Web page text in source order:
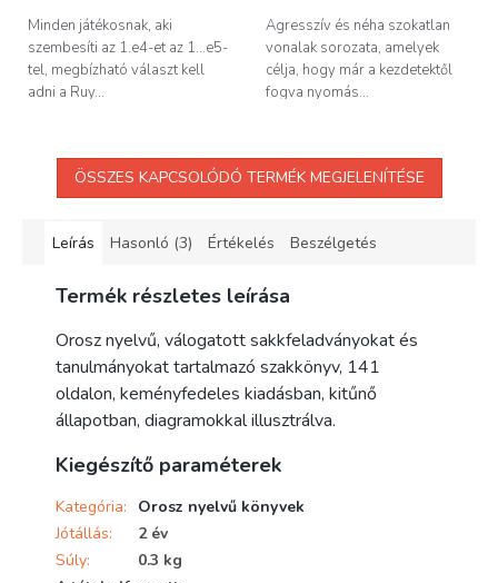
Minden játékosnak, aki
szembesíti az 1.e4-et az 1...e5-
tel, megbízható választ kell
adni a Ruy...
Agresszív és néha szokatlan
vonalak sorozata, amelyek
célja, hogy már a kezdetektől
fogva nyomás...
ÖSSZES KAPCSOLÓDÓ TERMÉK MEGJELENÍTÉSE
Leírás Hasonló (3) Értékelés Beszélgetés
Termék részletes leírása
Orosz nyelvű, válogatott sakkfeladványokat és
tanulmányokat tartalmazó szakkönyv, 141
oldalon, keményfedeles kiadásban, kitűnő
állapotban, diagramokkal illusztrálva.
Kiegészítő paraméterek
Kategória:
Orosz nyelvű könyvek
Jótállás:
2 év
Súly:
0.3 kg